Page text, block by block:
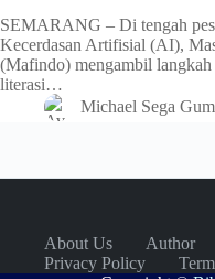
SEMARANG – Di tengah
Kecerdasan Artifisial (AI),
(Mafindo) mengambil
literasi…
Michael Sega
About Us Author
Privacy Policy